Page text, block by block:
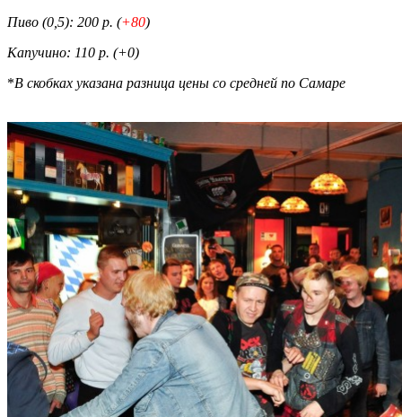
Пиво (0,5): 200 р. (+80)
Капучино: 110 р. (+0)
*В скобках указана разница цены со средней по Самаре